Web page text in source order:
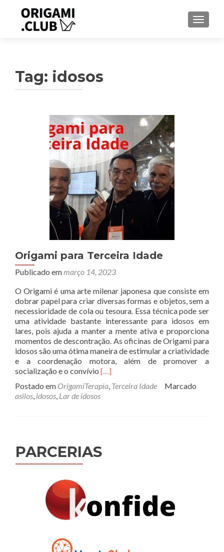
Tag: idosos
Origami para Terceira Idade
Publicado emmarço 14, 2023
O Origami é uma arte milenar japonesa que consiste em
dobrar papel para criar diversas formas e objetos, sem a
necessioridade de cola ou tesoura. Essa técnica pode ser
uma atividade bastante interessante para idosos em
lares, pois ajuda a manter a mente ativa e proporciona
momentos de descontração. As oficinas de Origami para
idosos são uma ótima maneira de estimular a criatividade
e a coordenação motora, além de promover a
socialização e o convívio Read
about
Origami
[…]
Postado em OrigamiTerapia, Terceira Idade
Marcado
asilos, idosos, Lar de idosos
PARCERIAS